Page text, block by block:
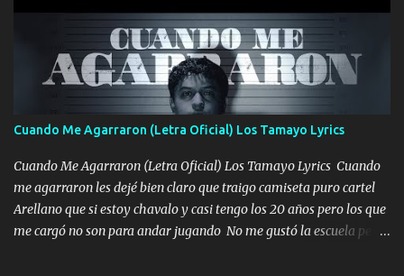
pero eso ya no va a pasar me perderé en la soledad Porque me
mirabas bonito si yo no fui el final feliz el final fue triste pa mí Y
duele no tenerte aquí sabiendo que moría por ti yo y la luna
cantamos y por ti nos embriagamos Quién sabe qué será de mí si
contigo fui muy feliz a lo mejor no lloró pero muy en el fondo te
adoro
Cuando Me Agarraron (Letra Oficial) Los Tamayo Lyrics
Cuando Me Agarraron (Letra Oficial) Los Tamayo Lyrics Cuando
me agarraron les dejé bien claro que traigo camiseta puro cartel
Arellano que si estoy chavalo y casi tengo los 20 años pero los que
me cargó no son para andar jugando No me gustó la escuela pero